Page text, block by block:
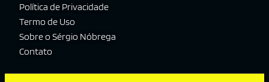
Política de Privacidade
Termo de Uso
Sobre o Sérgio Nóbrega
Contato